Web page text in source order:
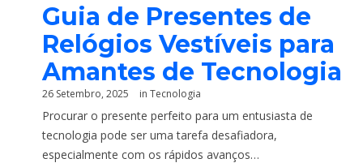
Guia de Presentes de
Relógios Vestíveis para
Amantes de Tecnologia
26 Setembro, 2025 in Tecnologia
Procurar o presente perfeito para um entusiasta de
tecnologia pode ser uma tarefa desafiadora,
especialmente com os rápidos avanços…